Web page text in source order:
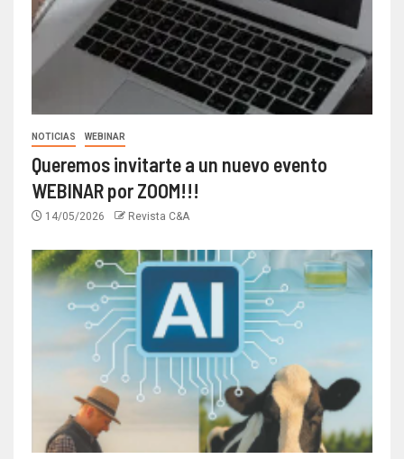
NOTICIAS WEBINAR
Queremos invitarte a un nuevo evento
WEBINAR por ZOOM!!!
14/05/2026 Revista C&A